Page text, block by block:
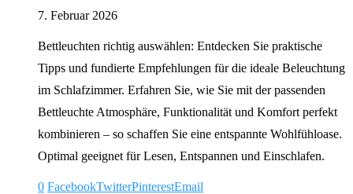
7. Februar 2026
Bettleuchten richtig auswählen: Entdecken Sie praktische
Tipps und fundierte Empfehlungen für die ideale Beleuchtung
im Schlafzimmer. Erfahren Sie, wie Sie mit der passenden
Bettleuchte Atmosphäre, Funktionalität und Komfort perfekt
kombinieren – so schaffen Sie eine entspannte Wohlfühloase.
Optimal geeignet für Lesen, Entspannen und Einschlafen.
0 FacebookTwitterPinterestEmail